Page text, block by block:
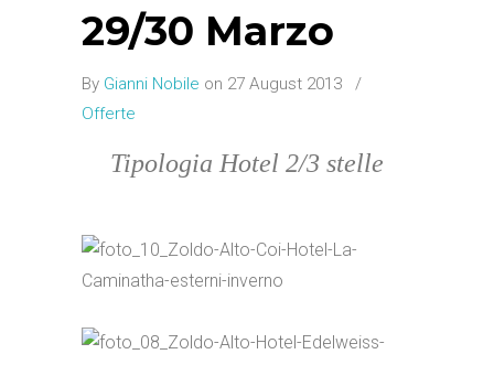
29/30 Marzo
By Gianni Nobile on 27 August 2013
/
Offerte
Tipologia Hotel 2/3 stelle